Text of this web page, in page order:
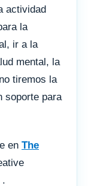
actividad
la
ir a la
mental, la
tiremos la
soporte para
en The
.